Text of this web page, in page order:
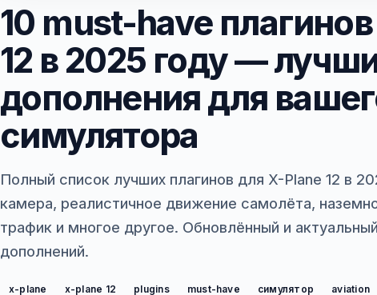
10 must-have
12 в 2025 году —
дополнения для
симулятора
Полный список лучших плагинов для X-Plane 12 в
камера, реалистичное движение самолёта,
трафик и многое другое. Обновлённый и
дополнений.
x-plane x-plane 12 plugins must-have симулятор aviation